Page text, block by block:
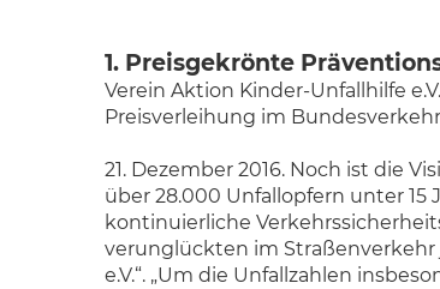
1. Preisgekrönte
Verein Aktion Kinder-Unfallhilfe
Preisverleihung im
21. Dezember 2016. Noch ist die
über 28.000 Unfallopfern unter 15
kontinuierliche
verunglückten im Straßenverkehr
e.V.“. „Um die Unfallzahlen